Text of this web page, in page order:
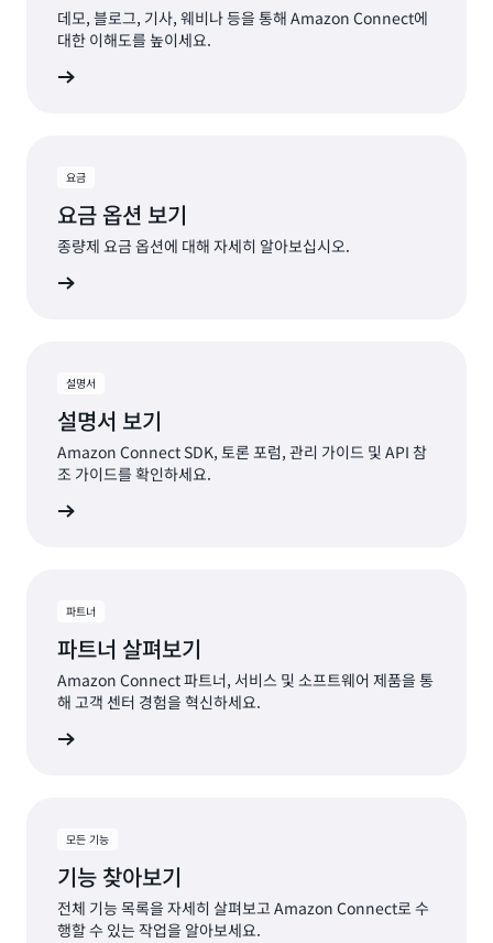
데모, 블로그, 기사, 웨비나 등을 통해 Amazon Connect에
대한 이해도를 높이세요.
요금
요금 옵션 보기
종량제 요금 옵션에 대해 자세히 알아보십시오.
설명서
설명서 보기
Amazon Connect SDK, 토론 포럼, 관리 가이드 및 API 참
조 가이드를 확인하세요.
파트너
파트너 살펴보기
Amazon Connect 파트너, 서비스 및 소프트웨어 제품을 통
해 고객 센터 경험을 혁신하세요.
모든 기능
기능 찾아보기
전체 기능 목록을 자세히 살펴보고 Amazon Connect로 수
행할 수 있는 작업을 알아보세요.